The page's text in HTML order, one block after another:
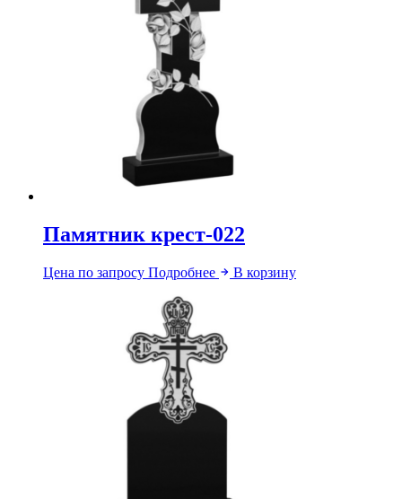
Памятник крест-022
Цена по запросу Подробнее В корзину